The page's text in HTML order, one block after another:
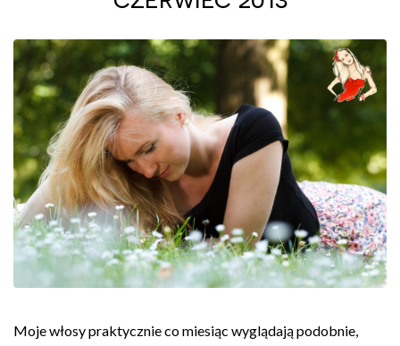
Moje włosy praktycznie co miesiąc wyglądają podobnie,